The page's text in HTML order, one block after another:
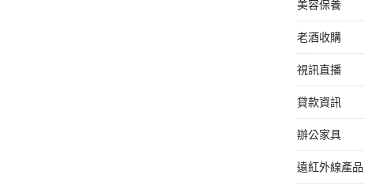
美容保養
老酒收購
視訊直播
貸款資訊
辦公家具
遠紅外線產品